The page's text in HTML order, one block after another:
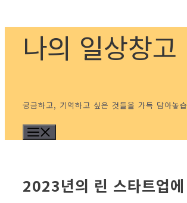
나의 일상창고
궁금하고, 기억하고 싶은 것들을 가득 담아놓
메뉴
2023년의 린 스타트업